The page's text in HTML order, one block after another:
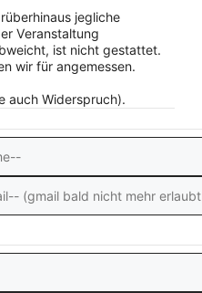
jegliche
Veranstaltung
ist nicht gestattet.
wir für angemessen.
auch Widerspruch).